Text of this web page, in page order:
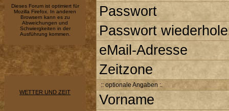
Dieses Forum ist optimiert für
Mozilla Firefox. In anderen
Browsern kann es zu
Abweichungen und
Schwiergkeiten in der
Ausführung kommen.
WETTER UND ZEIT
Passwort
Passwort
eMail-Adresse
Zeitzone
:: optionale Angaben :.
Vorname